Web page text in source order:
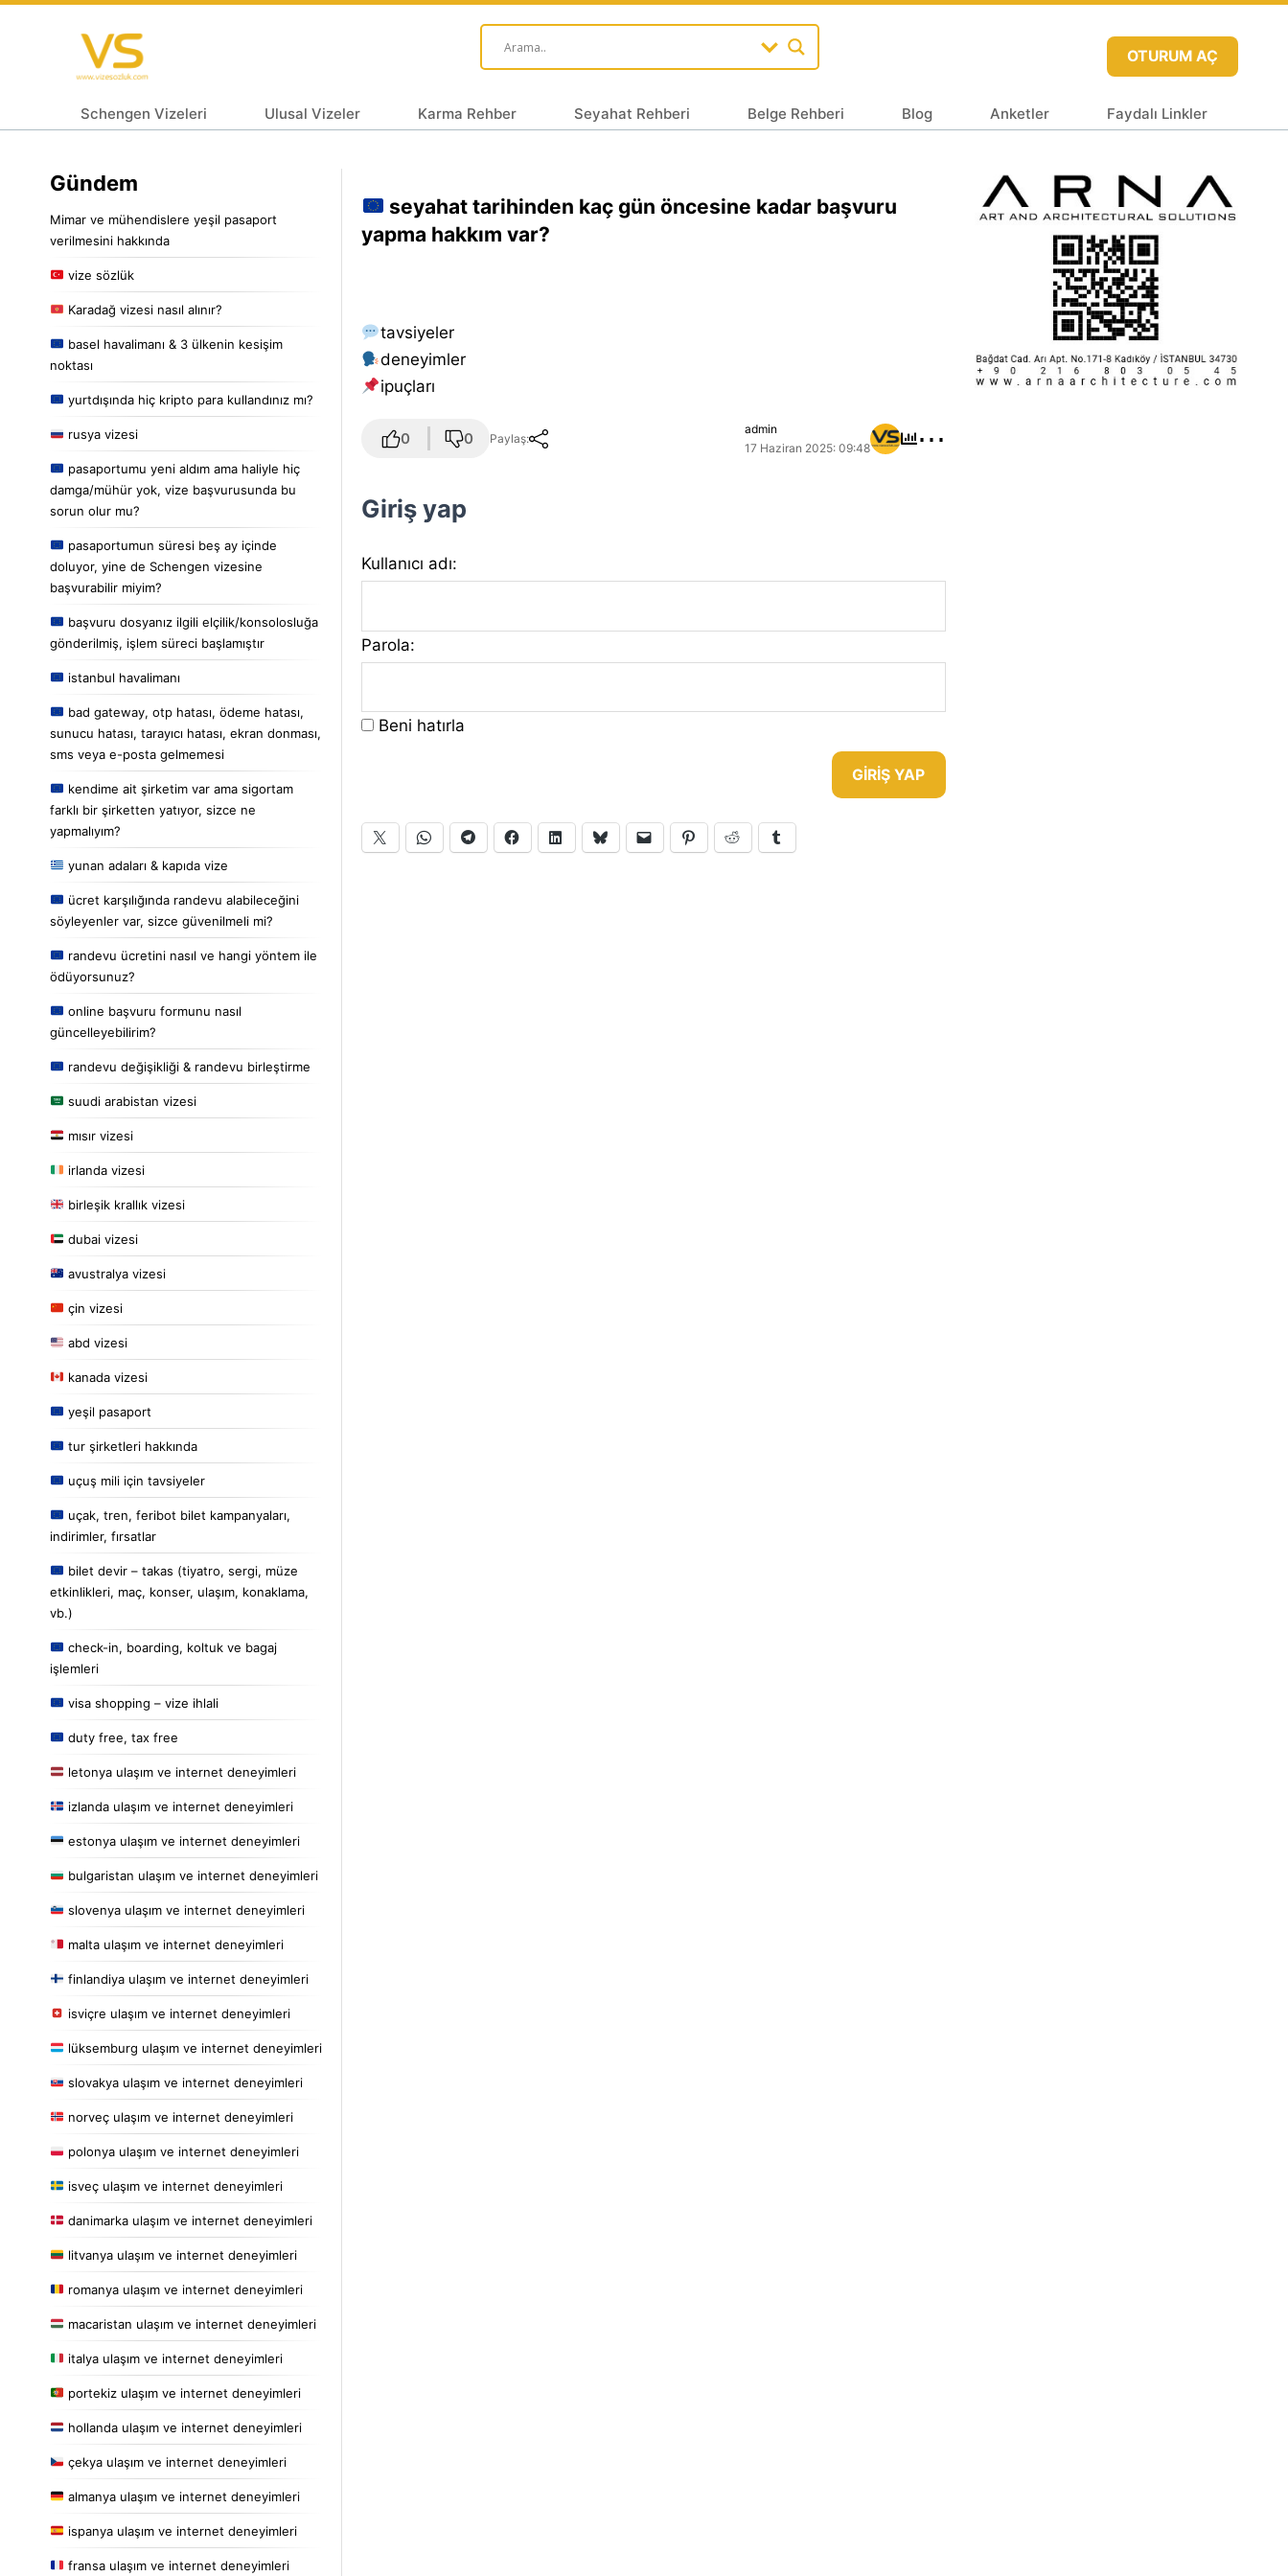
OTURUM AÇ
Schengen Vizeleri Ulusal Vizeler Karma Rehber Seyahat Rehberi Belge Rehberi Blog Anketler Faydalı Linkler
Gündem
Mimar ve mühendislere yeşil pasaport
verilmesini hakkında
vize sözlük
Karadağ vizesi nasıl alınır?
basel havalimanı & 3 ülkenin kesişim
noktası
yurtdışında hiç kripto para kullandınız mı?
rusya vizesi
pasaportumu yeni aldım ama haliyle hiç
damga/mühür yok, vize başvurusunda bu
sorun olur mu?
pasaportumun süresi beş ay içinde
doluyor, yine de Schengen vizesine
başvurabilir miyim?
başvuru dosyanız ilgili elçilik/konsolosluğa
gönderilmiş, işlem süreci başlamıştır
istanbul havalimanı
bad gateway, otp hatası, ödeme hatası,
sunucu hatası, tarayıcı hatası, ekran donması,
sms veya e-posta gelmemesi
kendime ait şirketim var ama sigortam
farklı bir şirketten yatıyor, sizce ne
yapmalıyım?
yunan adaları & kapıda vize
ücret karşılığında randevu alabileceğini
söyleyenler var, sizce güvenilmeli mi?
randevu ücretini nasıl ve hangi yöntem ile
ödüyorsunuz?
online başvuru formunu nasıl
güncelleyebilirim?
randevu değişikliği & randevu birleştirme
suudi arabistan vizesi
mısır vizesi
irlanda vizesi
birleşik krallık vizesi
dubai vizesi
avustralya vizesi
çin vizesi
abd vizesi
kanada vizesi
yeşil pasaport
tur şirketleri hakkında
uçuş mili için tavsiyeler
uçak, tren, feribot bilet kampanyaları,
indirimler, fırsatlar
bilet devir – takas (tiyatro, sergi, müze
etkinlikleri, maç, konser, ulaşım, konaklama,
vb.)
check-in, boarding, koltuk ve bagaj
işlemleri
visa shopping – vize ihlali
duty free, tax free
letonya ulaşım ve internet deneyimleri
izlanda ulaşım ve internet deneyimleri
estonya ulaşım ve internet deneyimleri
bulgaristan ulaşım ve internet deneyimleri
slovenya ulaşım ve internet deneyimleri
malta ulaşım ve internet deneyimleri
finlandiya ulaşım ve internet deneyimleri
isviçre ulaşım ve internet deneyimleri
lüksemburg ulaşım ve internet deneyimleri
slovakya ulaşım ve internet deneyimleri
norveç ulaşım ve internet deneyimleri
polonya ulaşım ve internet deneyimleri
isveç ulaşım ve internet deneyimleri
danimarka ulaşım ve internet deneyimleri
litvanya ulaşım ve internet deneyimleri
romanya ulaşım ve internet deneyimleri
macaristan ulaşım ve internet deneyimleri
italya ulaşım ve internet deneyimleri
portekiz ulaşım ve internet deneyimleri
hollanda ulaşım ve internet deneyimleri
çekya ulaşım ve internet deneyimleri
almanya ulaşım ve internet deneyimleri
ispanya ulaşım ve internet deneyimleri
fransa ulaşım ve internet deneyimleri
seyahat tarihinden kaç gün öncesine kadar başvuru
yapma hakkım var?
tavsiyeler
deneyimler
i̇puçları
0 0 Paylaş:
admin
17 Haziran 2025: 09:48
⋯
Giriş yap
Kullanıcı adı:
Parola:
Beni hatırla
GIRIŞ YAP